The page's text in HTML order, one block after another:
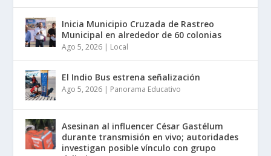
Inicia Municipio Cruzada de Rastreo
Municipal en alrededor de 60 colonias
Ago 5, 2026 | Local
El Indio Bus estrena señalización
Ago 5, 2026 | Panorama Educativo
Asesinan al influencer César Gastélum
durante transmisión en vivo; autoridades
investigan posible vínculo con grupo